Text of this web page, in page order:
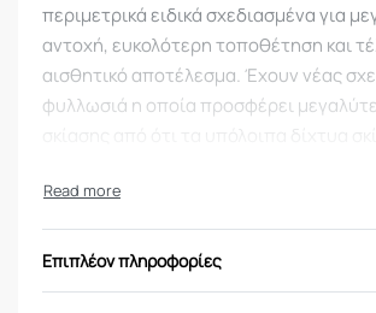
περιμετρικά ειδικά σχεδιασμένα για
αντοχή, ευκολότερη τοποθέτηση και
αισθητικό αποτέλεσμα. Έχουν νέας
φυλλωσιά η οποία προσφέρει
Το τρίγωνο έχει πλευρά
Επιπλέον πληροφορίες